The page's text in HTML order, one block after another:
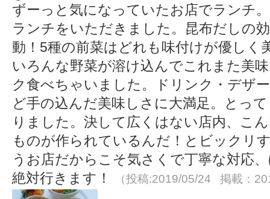
ずーっと気になっていたお店でランチ
ランチをいただきました。昆布だしの
動！5種の前菜はどれも味付けが優しく
いろんな野菜が溶け込んでこれまた美
ク食べちゃいました。ドリンク・デザ
ど手の込んだ美味しさに大満足。とっ
りました。決して広くはない店内、こ
ものが作られているんだ！とビックリ
うお店だからこそ気さくで丁寧な対応
絶対行きます！
（投稿:2019/05/24 掲載：